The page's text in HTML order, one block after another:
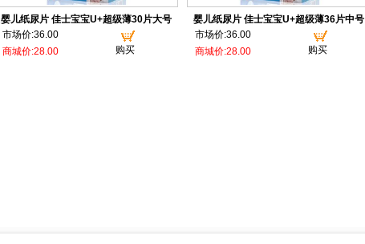
婴儿纸尿片 佳士宝宝U+超级薄30片大号
市场价:36.00
购买
商城价:28.00
婴儿纸尿片 佳士宝宝U+超级薄36片中号
市场价:36.00
购买
商城价:28.00